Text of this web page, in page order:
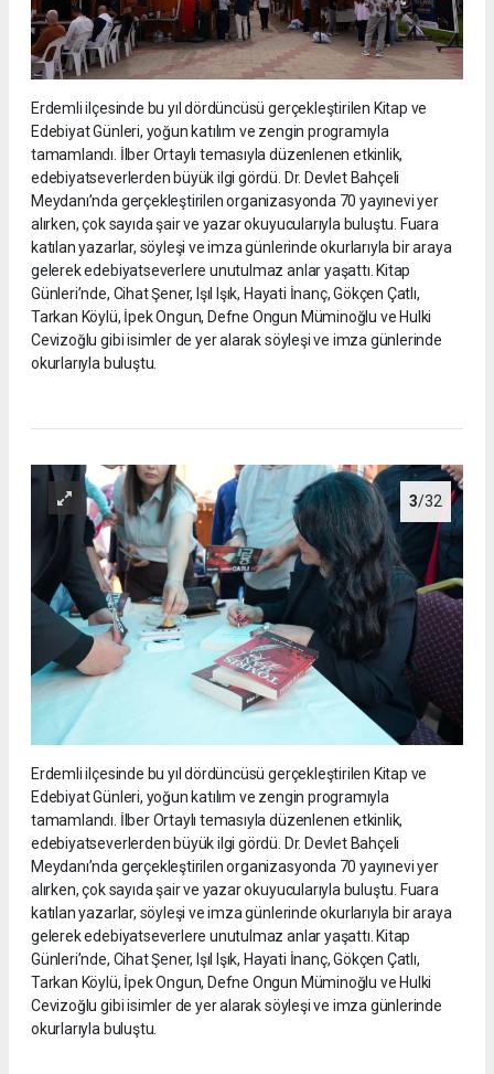
Erdemli ilçesinde bu yıl dördüncüsü gerçekleştirilen Kitap ve
Edebiyat Günleri, yoğun katılım ve zengin programıyla
tamamlandı. İlber Ortaylı temasıyla düzenlenen etkinlik,
edebiyatseverlerden büyük ilgi gördü. Dr. Devlet Bahçeli
Meydanı’nda gerçekleştirilen organizasyonda 70 yayınevi yer
alırken, çok sayıda şair ve yazar okuyucularıyla buluştu. Fuara
katılan yazarlar, söyleşi ve imza günlerinde okurlarıyla bir araya
gelerek edebiyatseverlere unutulmaz anlar yaşattı. Kitap
Günleri’nde, Cihat Şener, Işıl Işık, Hayati İnanç, Gökçen Çatlı,
Tarkan Köylü, İpek Ongun, Defne Ongun Müminoğlu ve Hulki
Cevizoğlu gibi isimler de yer alarak söyleşi ve imza günlerinde
okurlarıyla buluştu.
3/32
Erdemli ilçesinde bu yıl dördüncüsü gerçekleştirilen Kitap ve
Edebiyat Günleri, yoğun katılım ve zengin programıyla
tamamlandı. İlber Ortaylı temasıyla düzenlenen etkinlik,
edebiyatseverlerden büyük ilgi gördü. Dr. Devlet Bahçeli
Meydanı’nda gerçekleştirilen organizasyonda 70 yayınevi yer
alırken, çok sayıda şair ve yazar okuyucularıyla buluştu. Fuara
katılan yazarlar, söyleşi ve imza günlerinde okurlarıyla bir araya
gelerek edebiyatseverlere unutulmaz anlar yaşattı. Kitap
Günleri’nde, Cihat Şener, Işıl Işık, Hayati İnanç, Gökçen Çatlı,
Tarkan Köylü, İpek Ongun, Defne Ongun Müminoğlu ve Hulki
Cevizoğlu gibi isimler de yer alarak söyleşi ve imza günlerinde
okurlarıyla buluştu.